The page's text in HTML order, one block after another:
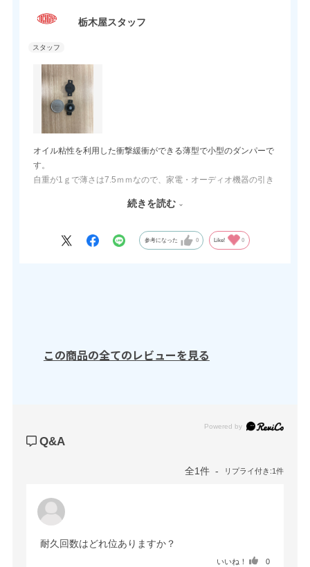
栃木屋スタッフ
オイル粘性を利用した衝撃緩衝ができる薄型で小型のダンパーで
す。
自重が1ｇで薄さは7.5ｍｍなので、家電・オーディオ機器の引き
低価格なところも使い勝手の良い理由の一つです。
続きを読む
参考になった 0 Like! 0
この商品の全てのレビューを見る
Powered by
Q&A
全1件 リプライ付き:1件
耐久回数はどれ位ありますか？
いいね！ 0